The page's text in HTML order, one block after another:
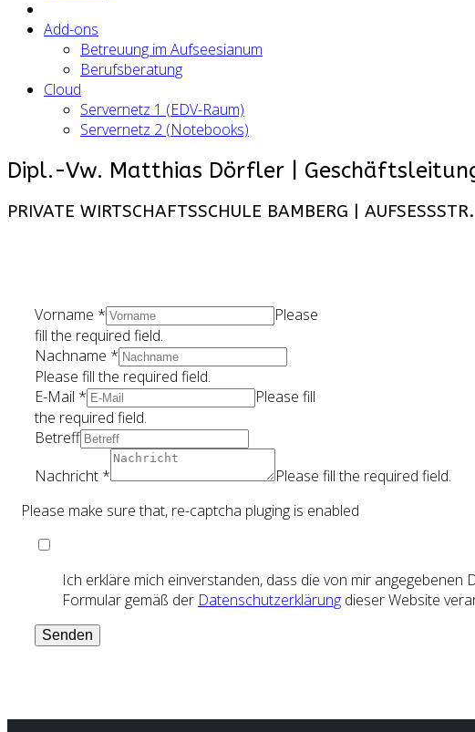
Add-ons
Betreuung im Aufseesianum
Berufsberatung
Cloud
Servernetz 1 (EDV-Raum)
Servernetz 2 (Notebooks)
Dipl.-Vw. Matthias Dörfler |
PRIVATE WIRTSCHAFTSSCHULE BAMBERG |
Vorname *
Please
fill the required field.
Nachname *
Please fill the required field.
E-Mail *
Please fill
the required field.
Betreff
Nachricht *
Please fill the required field.
Please make sure that, re-captcha pluging is enabled
Ich erkläre mich einverstanden, dass die von mir angegebenen
Formular gemäß der Datenschutzerklärung dieser Website
Senden